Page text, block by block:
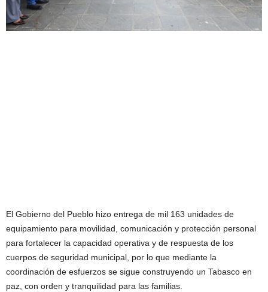
El Gobierno del Pueblo hizo entrega de mil 163 unidades de
equipamiento para movilidad, comunicación y protección personal
para fortalecer la capacidad operativa y de respuesta de los
cuerpos de seguridad municipal, por lo que mediante la
coordinación de esfuerzos se sigue construyendo un Tabasco en
paz, con orden y tranquilidad para las familias.